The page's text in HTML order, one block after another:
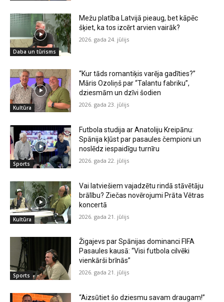
Daba un tūrisms
Mežu platība Latvijā pieaug, bet kāpēc
šķiet, ka tos izcērt arvien vairāk?
2026. gada 24. jūlijs
Kultūra
“Kur tāds romantiķis varēja gadīties?”
Māris Ozoliņš par “Talantu fabriku”,
dziesmām un dzīvi šodien
2026. gada 23. jūlijs
Sports
Futbola studija ar Anatoliju Kreipānu:
Spānija kļūst par pasaules čempioni un
noslēdz iespaidīgu turnīru
2026. gada 22. jūlijs
Kultūra
Vai latviešiem vajadzētu rindā stāvētāju
brālību? Ziečas novērojumi Prāta Vētras
koncertā
2026. gada 21. jūlijs
Sports
Žigajevs par Spānijas dominanci FIFA
Pasaules kausā: “Visi futbola cilvēki
vienkārši brīnās”
2026. gada 21. jūlijs
“Aizsūtiet šo dziesmu savam draugam!”